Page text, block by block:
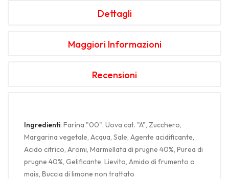
Dettagli
Maggiori Informazioni
Recensioni
Ingredienti: Farina "00", Uova cat. "A", Zucchero,
Margarina vegetale, Acqua, Sale, Agente acidificante,
Acido citrico, Aromi, Marmellata di prugne 40%, Purea di
prugne 40%, Gelificante, Lievito, Amido di frumento o
mais, Buccia di limone non trattato